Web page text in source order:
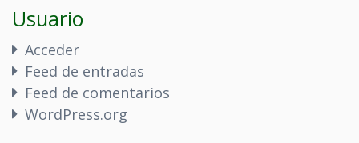
Usuario
Acceder
Feed de entradas
Feed de comentarios
WordPress.org